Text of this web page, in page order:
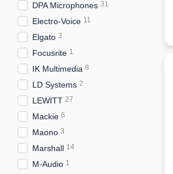
DPA Microphones 31
Electro-Voice 11
Elgato 3
Focusrite 1
IK Multimedia 8
LD Systems 2
LEWITT 27
Mackie 6
Maono 3
Marshall 14
M-Audio 1